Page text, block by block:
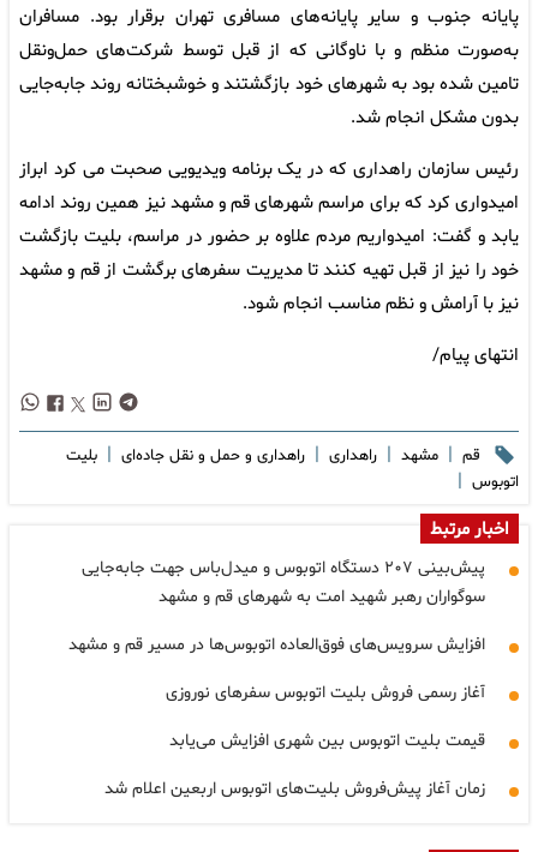
پایانه جنوب و سایر پایانه‌های مسافری تهران برقرار بود. مسافران
به‌صورت منظم و با ناوگانی که از قبل توسط شرکت‌های حمل‌ونقل
تامین شده بود به شهرهای خود بازگشتند و خوشبختانه روند جابه‌جایی
بدون مشکل انجام شد.
رئیس سازمان راهداری که در یک برنامه ویدیویی صحبت می کرد ابراز
امیدواری کرد که برای مراسم شهرهای قم و مشهد نیز همین روند ادامه
یابد و گفت: امیدواریم مردم علاوه بر حضور در مراسم، بلیت بازگشت
خود را نیز از قبل تهیه کنند تا مدیریت سفرهای برگشت از قم و مشهد
نیز با آرامش و نظم مناسب انجام شود.
انتهای پیام/
قم | مشهد | راهداری | راهداری و حمل و نقل جاده‌ای | بلیت
اتوبوس |
اخبار مرتبط
پیش‌بینی ۲۰۷ دستگاه اتوبوس و میدل‌باس جهت جابه‌جایی
سوگواران رهبر شهید امت به شهرهای قم و مشهد
افزایش سرویس‌های فوق‌العاده اتوبوس‌ها در مسیر قم و مشهد
آغاز رسمی فروش بلیت اتوبوس سفرهای نوروزی
قیمت بلیت اتوبوس بین شهری افزایش می‌یابد
زمان آغاز پیش‌فروش بلیت‌های اتوبوس‌ اربعین اعلام شد